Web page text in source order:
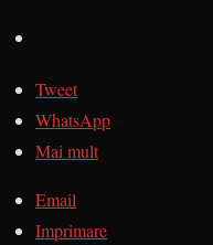
Tweet
WhatsApp
Mai mult
Email
Imprimare